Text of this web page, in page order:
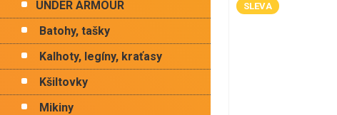
UNDER ARMOUR
Batohy, tašky
Kalhoty, legíny, kraťasy
Kšiltovky
Mikiny
SLEVA